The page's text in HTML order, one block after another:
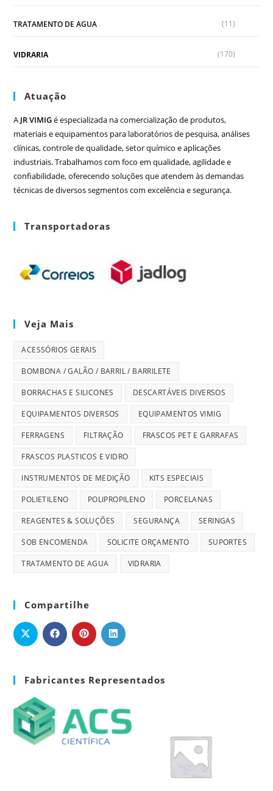
TRATAMENTO DE AGUA (11)
VIDRARIA (170)
Atuação
A JR VIMIGé especializada na comercialização de produtos,
materiais e equipamentos para laboratórios de pesquisa, análises
clínicas, controle de qualidade, setor químico e aplicações
industriais. Trabalhamos com foco em qualidade, agilidade e
confiabilidade, oferecendo soluções que atendem às demandas
técnicas de diversos segmentos com excelência e segurança.
Transportadoras
Veja Mais
ACESSÓRIOS GERAIS
BOMBONA / GALÃO / BARRIL / BARRILETE
BORRACHAS E SILICONES DESCARTÁVEIS DIVERSOS
EQUIPAMENTOS DIVERSOS EQUIPAMENTOS VIMIG
FERRAGENS FILTRAÇÃO FRASCOS PET E GARRAFAS
FRASCOS PLASTICOS E VIDRO
INSTRUMENTOS DE MEDIÇÃO KITS ESPECIAIS
POLIETILENO POLIPROPILENO PORCELANAS
REAGENTES & SOLUÇÕES SEGURANÇA SERINGAS
SOB ENCOMENDA SOLICITE ORÇAMENTO SUPORTES
TRATAMENTO DE AGUA VIDRARIA
Compartilhe
Fabricantes Representados